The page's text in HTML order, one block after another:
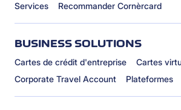
Services
Recommander Cornèrcard
BUSINESS SOLUTIONS
Cartes de crédit d'entreprise
Cartes
Corporate Travel Account
Plateformes